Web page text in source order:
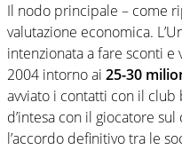
Il nodo principale – come
valutazione economica.
intenzionata a fare sconti
2004 intorno ai 25-30
avviato i contatti con il club
d’intesa con il giocatore
l’accordo definitivo tra le